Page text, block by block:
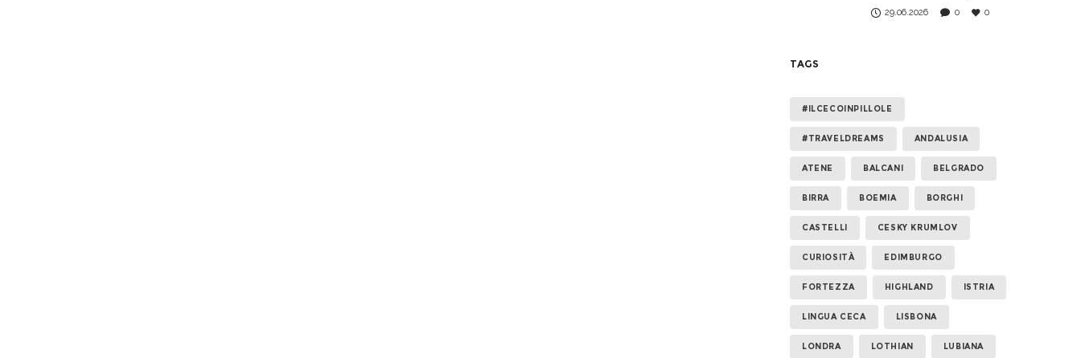
29.06.2026 0 0
TAGS
#ILCECOINPILLOLE
#TRAVELDREAMS ANDALUSIA
ATENE BALCANI BELGRADO
BIRRA BOEMIA BORGHI
CASTELLI CESKY KRUMLOV
CURIOSITÀ EDIMBURGO
FORTEZZA HIGHLAND ISTRIA
LINGUA CECA LISBONA
LONDRA LOTHIAN LUBIANA